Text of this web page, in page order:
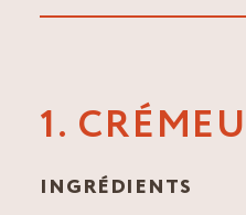
1.
INGRÉDIENTS